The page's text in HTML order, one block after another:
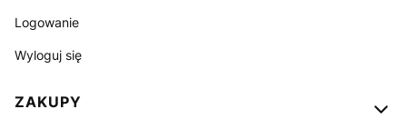
Logowanie
Wyloguj się
ZAKUPY